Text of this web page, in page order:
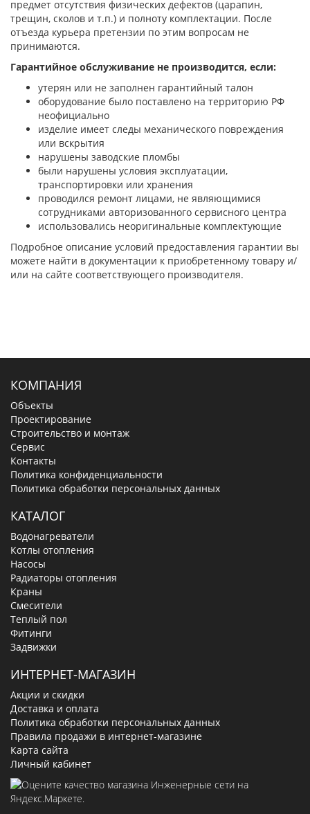
предмет отсутствия физических дефектов (царапин,
трещин, сколов и т.п.) и полноту комплектации. После
отъезда курьера претензии по этим вопросам не
принимаются.
Гарантийное обслуживание не производится, если:
утерян или не заполнен гарантийный талон
оборудование было поставлено на территорию РФ
неофициально
изделие имеет следы механического повреждения
или вскрытия
нарушены заводские пломбы
были нарушены условия эксплуатации,
транспортировки или хранения
проводился ремонт лицами, не являющимися
сотрудниками авторизованного сервисного центра
использовались неоригинальные комплектующие
Подробное описание условий предоставления гарантии вы
можете найти в документации к приобретенному товару и/
или на сайте соответствующего производителя.
КОМПАНИЯ
Объекты
Проектирование
Строительство и монтаж
Сервис
Контакты
Политика конфиденциальности
Политика обработки персональных данных
КАТАЛОГ
Водонагреватели
Котлы отопления
Насосы
Радиаторы отопления
Краны
Смесители
Теплый пол
Фитинги
Задвижки
ИНТЕРНЕТ-МАГАЗИН
Акции и скидки
Доставка и оплата
Политика обработки персональных данных
Правила продажи в интернет-магазине
Карта сайта
Личный кабинет